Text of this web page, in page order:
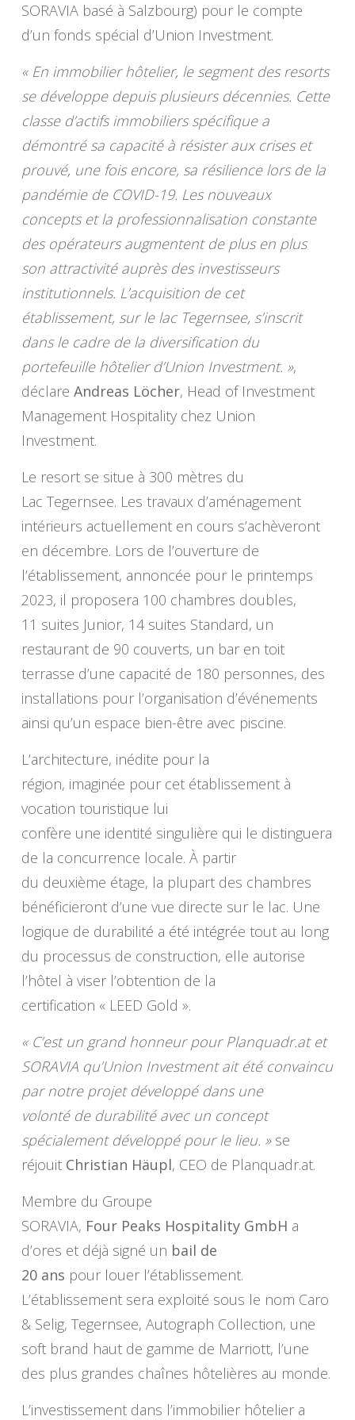
SORAVIA basé à Salzbourg) pour le compte
d’un fonds spécial d’Union Investment.
« En immobilier hôtelier, le segment des resorts
se développe depuis plusieurs décennies. Cette
classe d’actifs immobiliers spécifique a
démontré sa capacité à résister aux crises et
prouvé, une fois encore, sa résilience lors de la
pandémie de COVID-19. Les nouveaux
concepts et la professionnalisation constante
des opérateurs augmentent de plus en plus
son attractivité auprès des investisseurs
institutionnels. L’acquisition de cet
établissement, sur le lac Tegernsee, s’inscrit
dans le cadre de la diversification du
portefeuille hôtelier d’Union Investment. »,
déclare Andreas Löcher, Head of Investment
Management Hospitality chez Union
Investment.
Le resort se situe à 300 mètres du
Lac Tegernsee. Les travaux d’aménagement
intérieurs actuellement en cours s’achèveront
en décembre. Lors de l’ouverture de
l’établissement, annoncée pour le printemps
2023, il proposera 100 chambres doubles,
11 suites Junior, 14 suites Standard, un
restaurant de 90 couverts, un bar en toit
terrasse d’une capacité de 180 personnes, des
installations pour l’organisation d’événements
ainsi qu’un espace bien-être avec piscine.
L’architecture, inédite pour la
région, imaginée pour cet établissement à
vocation touristique lui
confère une identité singulière qui le distinguera
de la concurrence locale. À partir
du deuxième étage, la plupart des chambres
bénéficieront d’une vue directe sur le lac. Une
logique de durabilité a été intégrée tout au long
du processus de construction, elle autorise
l’hôtel à viser l’obtention de la
certification « LEED Gold ».
« C’est un grand honneur pour Planquadr.at et
SORAVIA qu’Union Investment ait été convaincu
par notre projet développé dans une
volonté de durabilité avec un concept
spécialement développé pour le lieu. »se
réjouit Christian Häupl, CEO de Planquadr.at.
Membre du Groupe
SORAVIA, Four Peaks Hospitality GmbH a
d’ores et déjà signé un bail de
20 ans pour louer l’établissement.
L’établissement sera exploité sous le nom Caro
& Selig, Tegernsee, Autograph Collection, une
soft brand haut de gamme de Marriott, l’une
des plus grandes chaînes hôtelières au monde.
L’investissement dans l’immobilier hôtelier a